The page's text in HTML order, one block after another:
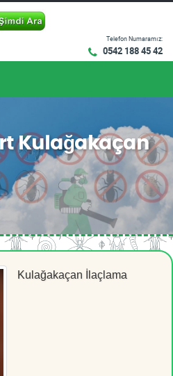
Telefon Numaramız:
0542 188 45 42
Kulağakaçan
Kulağakaçan İlaçlama